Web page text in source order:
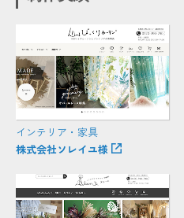
インテリア・家具
株式会社ソレイユ様